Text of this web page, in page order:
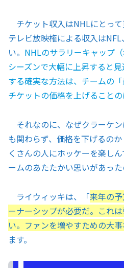
チケット収入はNHLにとって
テレビ放映権による収入は
い。 NHLのサラリーキャップ
シーズンで大幅に上昇すると
する確実な方法は、チームの
チケットの価格を上げることの
それなのに、なぜクラーケ
も関わらず、価格を下げるの
くさんの人にホッケーを楽し
ームのあたたかい思いがあっ
ライウィッキは、「来年の
ーナーシップが必要だ。これ
い。ファンを増やすための大
ます。